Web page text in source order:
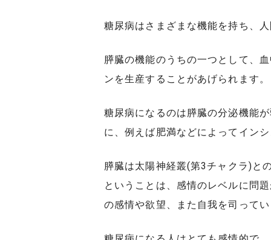
糖尿病はさまざまな機能を持ち、
膵臓の機能のうちの一つとして、
ンを生産することがあげられます。
糖尿病になるのは膵臓の分泌機能
に、例えば肥満などによってイン
膵臓は太陽神経叢(第3チャクラ)と
ということは、感情のレベルに問
の感情や欲望、また自我を司ってい